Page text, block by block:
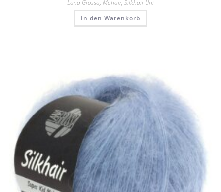
Lana Grossa, Mohair, Silkhair Uni
In den Warenkorb